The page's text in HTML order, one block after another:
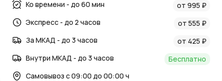
Ко времени - до 60 мин
от 995 ₽
Экспресс - до 2 часов
от 555 ₽
За МКАД - до 3 часов
от 425 ₽
Внутри МКАД - до 3 часов
Бесплатно
Самовывоз с 09:00 до 00:00 ч